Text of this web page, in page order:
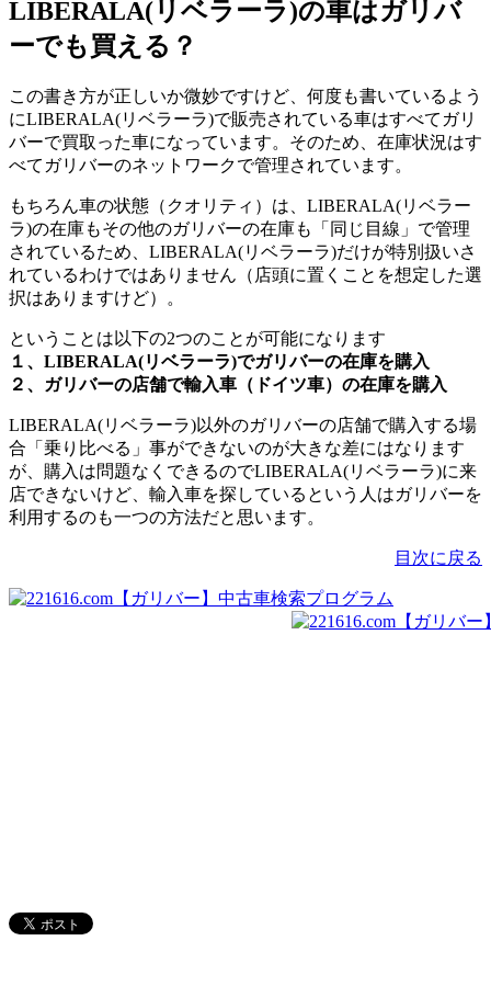
LIBERALA(リベラーラ)の車はガリバ
ーでも買える？
この書き方が正しいか微妙ですけど、何度も書いているよう
にLIBERALA(リベラーラ)で販売されている車はすべてガリ
バーで買取った車になっています。そのため、在庫状況はす
べてガリバーのネットワークで管理されています。
もちろん車の状態（クオリティ）は、LIBERALA(リベラー
ラ)の在庫もその他のガリバーの在庫も「同じ目線」で管理
されているため、LIBERALA(リベラーラ)だけが特別扱いさ
れているわけではありません（店頭に置くことを想定した選
択はありますけど）。
ということは以下の2つのことが可能になります
１、LIBERALA(リベラーラ)でガリバーの在庫を購入
２、ガリバーの店舗で輸入車（ドイツ車）の在庫を購入
LIBERALA(リベラーラ)以外のガリバーの店舗で購入する場
合「乗り比べる」事ができないのが大きな差にはなります
が、購入は問題なくできるのでLIBERALA(リベラーラ)に来
店できないけど、輸入車を探しているという人はガリバーを
利用するのも一つの方法だと思います。
目次に戻る